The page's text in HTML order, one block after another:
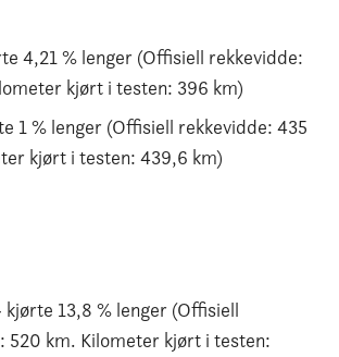
4,21 % lenger (Offisiell rekkevidde:
kjørt i testen: 396 km)
1 % lenger (Offisiell rekkevidde: 435
kjørt i testen: 439,6 km)
kjørte 13,8 % lenger (Offisiell
520 km. Kilometer kjørt i testen: